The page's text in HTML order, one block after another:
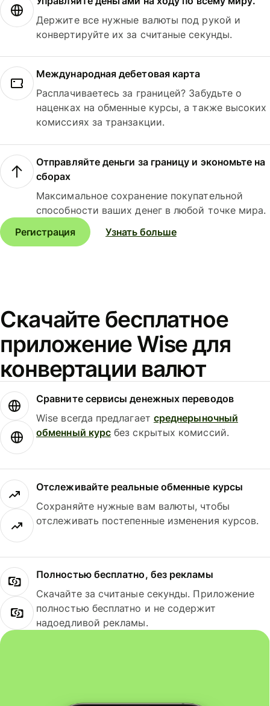
Держите все нужные валюты под рукой и
конвертируйте их за считаные секунды.
Международная дебетовая карта
Расплачиваетесь за границей? Забудьте о
наценках на обменные курсы, а также высоких
комиссиях за транзакции.
Отправляйте деньги за границу и экономьте на
сборах
Максимальное сохранение покупательной
способности ваших денег в любой точке мира.
Регистрация
Узнать больше
Скачайте бесплатное
приложение Wise для
конвертации валют
Сравните сервисы денежных переводов
Wise всегда предлагает среднерыночный
обменный курс без скрытых комиссий.
Отслеживайте реальные обменные курсы
Сохраняйте нужные вам валюты, чтобы
отслеживать постепенные изменения курсов.
Полностью бесплатно, без рекламы
Скачайте за считаные секунды. Приложение
полностью бесплатно и не содержит
надоедливой рекламы.